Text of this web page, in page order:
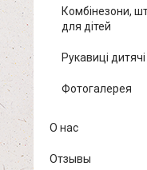
Комбінезони,
для дітей
Рукавиці дитячі
Фотогалерея
О нас
Отзывы